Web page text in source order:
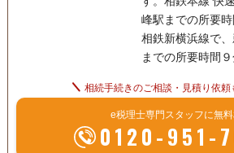
峰駅までの所要
相鉄新横浜線で
までの所要時間９
相続手続きのご相談・見積り依頼
e税理士専門スタッフに無
0120-951-